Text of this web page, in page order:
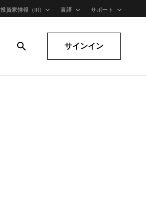
投資家情報（IR) 言語 サポート
サインイン